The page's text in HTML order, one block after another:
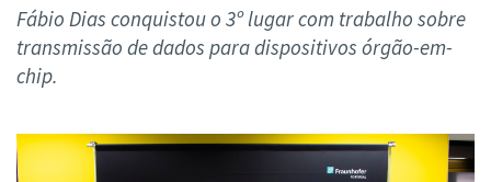
Fábio Dias conquistou o 3º lugar com trabalho sobre
transmissão de dados para dispositivos órgão-em-
chip.